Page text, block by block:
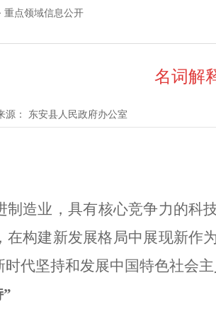
重点领域信息公开
名词解
源： 东安县人民政府办公室
制造业，具有核心竞争力的科
在构建新发展格局中展现新作
代坚持和发展中国特色社会主
”